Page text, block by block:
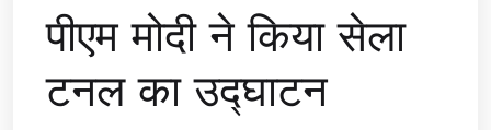
पीएम मोदी ने किया सेला
टनल का उद्घाटन